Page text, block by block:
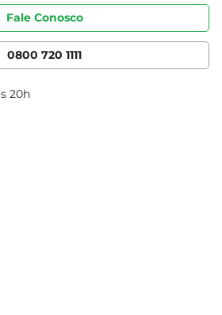
Fale Conosco
0800 720 1111
20h